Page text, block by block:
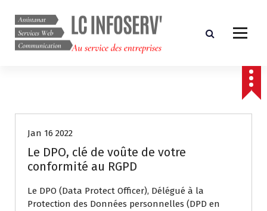
Jan 16 2022
Le DPO, clé de voûte de votre
conformité au RGPD
Le DPO (Data Protect Officer), Délégué à la
Protection des Données personnelles (DPD en